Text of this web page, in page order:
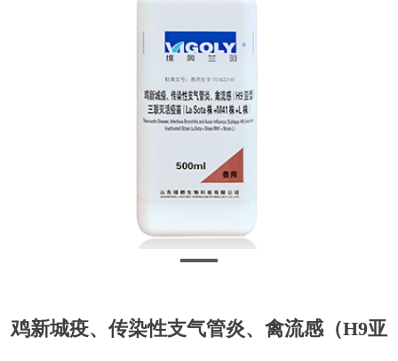
鸡新城疫、传染性支气管炎、禽流感（H9亚